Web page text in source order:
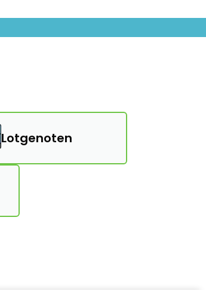
Lotgenoten